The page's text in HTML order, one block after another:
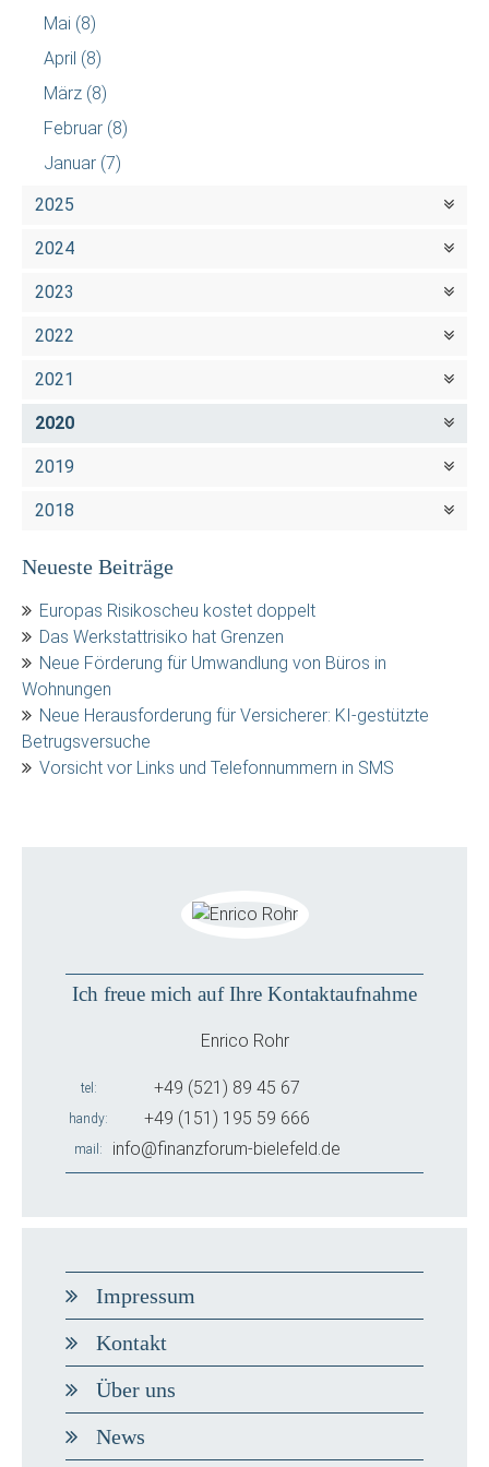
Mai (8)
April (8)
März (8)
Februar (8)
Januar (7)
2025
2024
2023
2022
2021
2020
2019
2018
Neueste Beiträge
Europas Risikoscheu kostet doppelt
Das Werkstattrisiko hat Grenzen
Neue Förderung für Umwandlung von Büros in
Wohnungen
Neue Herausforderung für Versicherer: KI-gestützte
Betrugsversuche
Vorsicht vor Links und Telefonnummern in SMS
Ich freue mich auf Ihre Kontaktaufnahme
Enrico Rohr
tel +49 (521) 89 45 67
handy +49 (151) 195 59 666
mail info@finanzforum-bielefeld.de
Impressum
Kontakt
Über uns
News